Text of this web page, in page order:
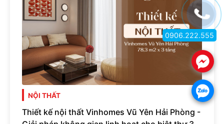
NỘI THẤT
Thiết kế nội thất Vinhomes Vũ Yên Hải Phòng -
.
.
0906.222.555